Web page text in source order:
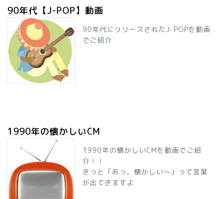
90年代【J-POP】動画
90年代にリリースされたJ-POPを動画
でご紹介
1990年の懐かしいCM
1990年の懐かしいCMを動画でご紹
介！！
きっと「あっ、懐かしい～」って言葉
が出てきますよ